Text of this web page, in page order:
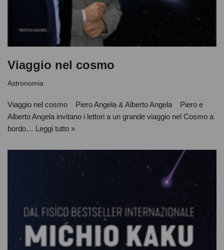
Viaggio nel cosmo
Astronomia
Viaggio nel cosmo Piero Angela & Alberto Angela Piero e
Alberto Angela invitano i lettori a un grande viaggio nel Cosmo a
bordo… Leggi tutto »